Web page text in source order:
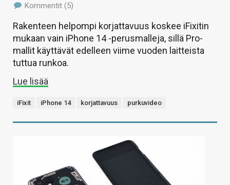
Kommentit (5)
Rakenteen helpompi korjattavuus koskee iFixitin
mukaan vain iPhone 14 -perusmalleja, sillä Pro-
mallit käyttävät edelleen viime vuoden laitteista
tuttua runkoa.
Lue lisää
iFixit iPhone 14 korjattavuus purkuvideo